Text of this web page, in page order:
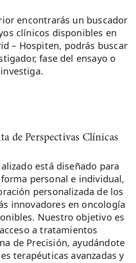
encontrarás un buscador
clínicos disponibles en
– Hospiten, podrás buscar
fase del ensayo o
de Perspectivas Clínicas
está diseñado para
personal e individual,
personalizada de los
innovadores en oncología
Nuestro objetivo es
a tratamientos
de Precisión, ayudándote
terapéuticas avanzadas y